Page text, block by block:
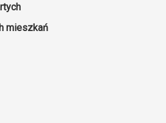
mieszkań